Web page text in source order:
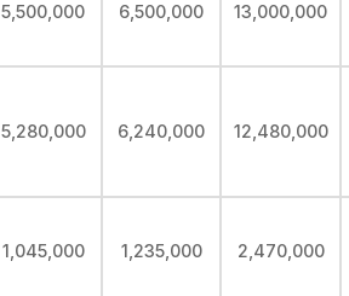
5,500,000 6,500,000 13,000,000
5,280,000 6,240,000 12,480,000
1,045,000 1,235,000 2,470,000